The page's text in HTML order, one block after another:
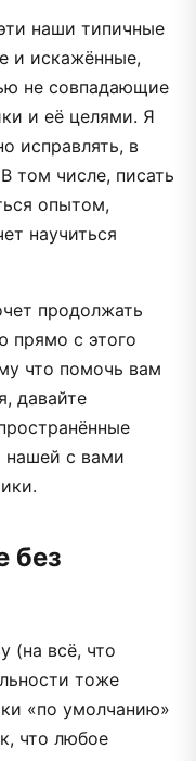
наши типичные
и искажённые,
не совпадающие
и её целями. Я
исправлять, в
том числе, писать
опытом,
научиться
продолжать
прямо с этого
что помочь вам
давайте
с вами
без
(на всё, что
тоже
«по умолчанию»
что любое